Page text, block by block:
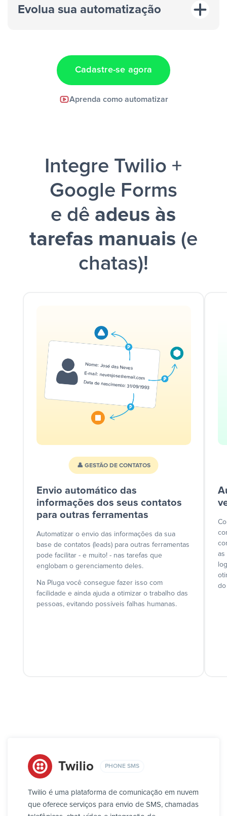
“A cada resposta em um anúncio”
Evolua sua automatização
Cadastre-se agora
Aprenda como automatizar
Integre Twilio +
Google Forms
e dê adeus às
tarefas manuais (e
chatas)!
👤 GESTÃO DE CONTATOS
Envio automático das
informações dos seus contatos
para outras ferramentas
Automatizar o envio das informações da sua
base de contatos (leads) para outras ferramentas
pode facilitar - e muito! - nas tarefas que
englobam o gerenciamento deles.
Na Pluga você consegue fazer isso com
facilidade e ainda ajuda a otimizar o trabalho das
pessoas, evitando possíveis falhas humanas.
as
do
Twilio PHONE SMS
Twilio é uma plataforma de comunicação em nuvem
que oferece serviços para envio de SMS, chamadas